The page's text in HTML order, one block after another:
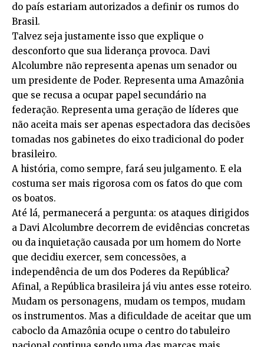
do país estariam autorizados a definir os rumos do
Brasil.
Talvez seja justamente isso que explique o
desconforto que sua liderança provoca. Davi
Alcolumbre não representa apenas um senador ou
um presidente de Poder. Representa uma Amazônia
que se recusa a ocupar papel secundário na
federação. Representa uma geração de líderes que
não aceita mais ser apenas espectadora das decisões
tomadas nos gabinetes do eixo tradicional do poder
brasileiro.
A história, como sempre, fará seu julgamento. E ela
costuma ser mais rigorosa com os fatos do que com
os boatos.
Até lá, permanecerá a pergunta: os ataques dirigidos
a Davi Alcolumbre decorrem de evidências concretas
ou da inquietação causada por um homem do Norte
que decidiu exercer, sem concessões, a
independência de um dos Poderes da República?
Afinal, a República brasileira já viu antes esse roteiro.
Mudam os personagens, mudam os tempos, mudam
os instrumentos. Mas a dificuldade de aceitar que um
caboclo da Amazônia ocupe o centro do tabuleiro